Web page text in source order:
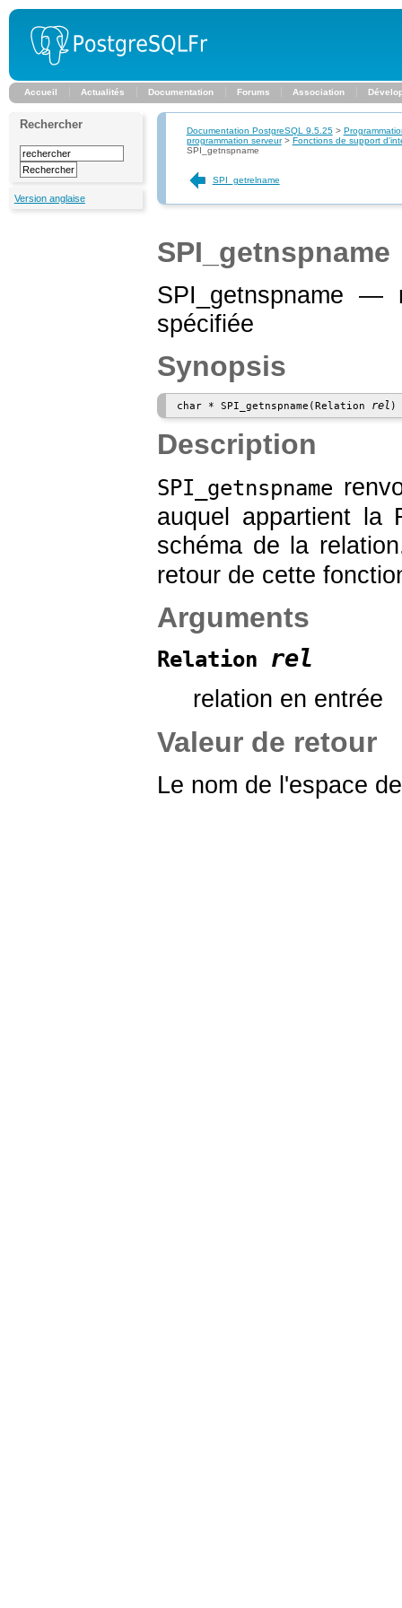
Accueil Actualités Documentation Forums Association
Rechercher
Version anglaise
Documentation PostgreSQL 9.5.25>
programmation serveur> Fonctions de support
SPI_getnspname
SPI_getrelname
SPI_getnspname
SPI_getnspname —
spécifiée
Synopsis
char * SPI_getnspname(Relation rel )
Description
SPI_getnspname
auquel appartient la
schéma de la
retour de cette
Arguments
Relation rel
relation en entrée
Valeur de retour
Le nom de l'espace